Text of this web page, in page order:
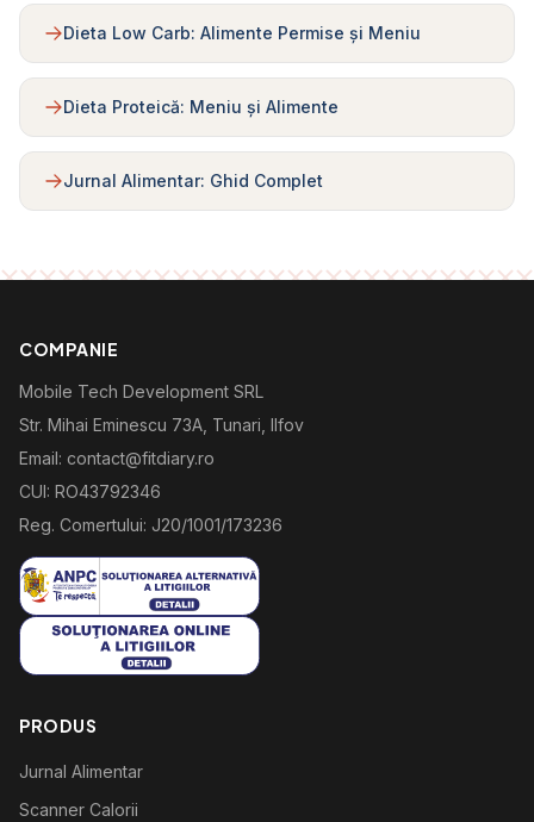
Dieta Low Carb: Alimente Permise și Meniu
Dieta Proteică: Meniu și Alimente
Jurnal Alimentar: Ghid Complet
COMPANIE
Mobile Tech Development SRL
Str. Mihai Eminescu 73A, Tunari, Ilfov
Email: contact@fitdiary.ro
CUI: RO43792346
Reg. Comertului: J20/1001/173236
PRODUS
Jurnal Alimentar
Scanner Calorii